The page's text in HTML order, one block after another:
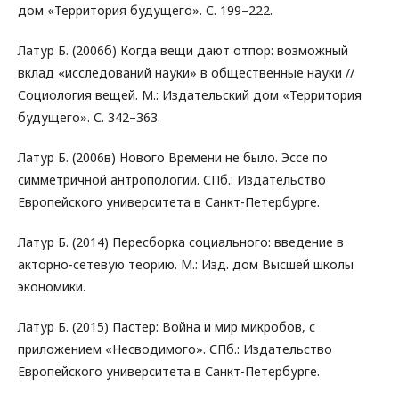
дом «Территория будущего». С. 199–222.
Латур Б. (2006б) Когда вещи дают отпор: возможный
вклад «исследований науки» в общественные науки //
Социология вещей. М.: Издательский дом «Территория
будущего». С. 342–363.
Латур Б. (2006в) Нового Времени не было. Эссе по
симметричной антропологии. СПб.: Издательство
Европейского университета в Санкт-Петербурге.
Латур Б. (2014) Пересборка социального: введение в
акторно-сетевую теорию. М.: Изд. дом Высшей школы
экономики.
Латур Б. (2015) Пастер: Война и мир микробов, с
приложением «Несводимого». СПб.: Издательство
Европейского университета в Санкт-Петербурге.